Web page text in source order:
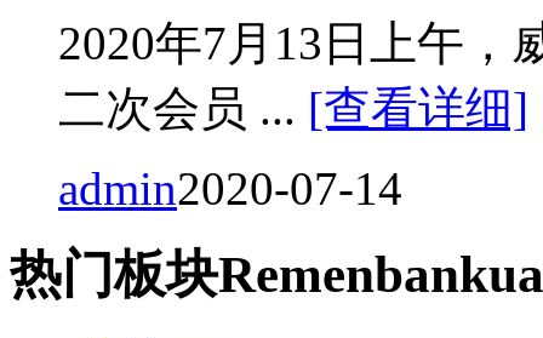
2020年7月13日上午，
二次会员 ... [查看详细]
admin2020-07-14
热门板块Remen